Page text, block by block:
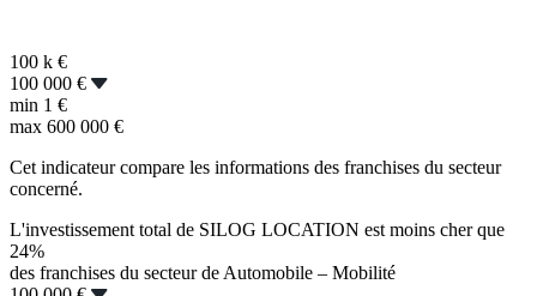
100 k €
100 000 €
min 1 €
max 600 000 €
Cet indicateur compare les informations des franchises du secteur
concerné.
L'investissement total de SILOG LOCATION est moins cher que
24%
des franchises du secteur de Automobile – Mobilité